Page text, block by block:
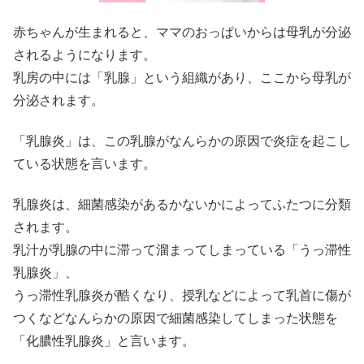
赤ちゃんが生まれると、ママのおっぱいからは母乳が分泌
されるようになります。
乳房の中には「乳腺」という組織があり、ここから母乳が
分泌されます。
「乳腺炎」は、この乳腺がなんらかの原因で炎症を起こし
ている状態を言います。
乳腺炎は、細菌感染があるかないかによってふたつに分類
されます。
乳汁が乳腺の中に滞って溜まってしまっている「うっ滞性
乳腺炎」、
うっ滞性乳腺炎が酷くなり、授乳などによって乳首に傷が
つくなどなんらかの原因で細菌感染してしまった状態を
「化膿性乳腺炎」と言います。